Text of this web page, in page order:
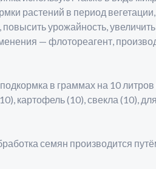
растений в период вегетации,
урожайность,
— флотореагент,
в граммах на 10
картофель (10), свекла (10),
семян производится